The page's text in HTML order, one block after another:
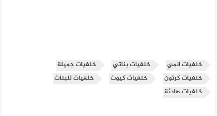
خلفيات انمي خلفيات بناتي
خلفيات جميلة
خلفيات كرتون
خلفيات كيوت
خلفيات للبنات
خلفيات هادئة